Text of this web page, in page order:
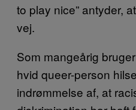
to play nice” antyder,
vej.
Som mangeårig
hvid queer-person
indrømmelse af, at